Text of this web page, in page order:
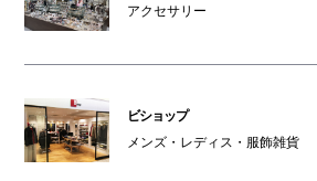
アクセサリー
ビショップ
メンズ・レディス・服飾雑貨